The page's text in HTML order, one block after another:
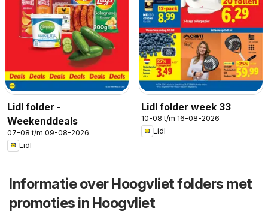
Lidl folder -
Weekenddeals
07-08 t/m 09-08-2026
Lidl
Lidl folder week 33
10-08 t/m 16-08-2026
Lidl
Informatie over Hoogvliet folders met
promoties in Hoogvliet